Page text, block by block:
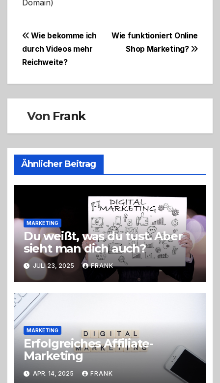
Domain)
Beitragsnavigation
Wie funktioniert Online
Shop Marketing?
Wie bekomme ich
durch Videos mehr
Reichweite?
Von Frank
Ähnlicher Beitrag
MARKETING
Du weißt, was du tust. Aber
sieht man dich auch?
JULI 23, 2025 FRANK
MARKETING
Erfolgreiches Affiliate-
Marketing
APR. 14, 2025 FRANK